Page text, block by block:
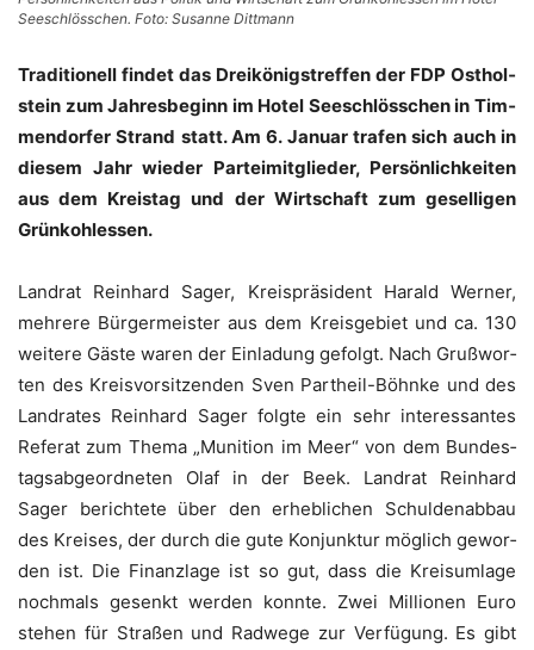
Seeschlösschen. Foto: Susanne Dittmann
Tra­di­tio­nell fin­det das Drei­kö­nigs­tref­fen der FDP Ost­hol­
stein zum Jah­res­be­ginn im Hotel See­schlöss­chen in Tim­
men­dor­fer Strand statt. Am 6. Janu­ar tra­fen sich auch in
die­sem Jahr wie­der Par­tei­mit­glie­der, Per­sön­lich­kei­ten
aus dem Kreis­tag und der Wirt­schaft zum gesel­li­gen
Grünkohlessen.
Land­rat Rein­hard Sager, Kreis­prä­si­dent Harald Wer­ner,
meh­re­re Bür­ger­meis­ter aus dem Kreis­ge­biet und ca. 130
wei­te­re Gäs­te waren der Ein­la­dung gefolgt. Nach Gruß­wor­
ten des Kreis­vor­sit­zen­den Sven Par­t­heil-Böhn­ke und des
Land­ra­tes Rein­hard Sager folg­te ein sehr inter­es­san­tes
Refe­rat zum The­ma „Muni­ti­on im Meer“ von dem Bun­des­
tags­ab­ge­ord­ne­ten Olaf in der Beek. Land­rat Rein­hard
Sager berich­te­te über den erheb­li­chen Schul­den­ab­bau
des Krei­ses, der durch die gute Kon­junk­tur mög­lich gewor­
den ist. Die Finanz­la­ge ist so gut, dass die Kreis­um­la­ge
noch­mals gesenkt wer­den konn­te. Zwei Mil­lio­nen Euro
ste­hen für Stra­ßen und Rad­we­ge zur Ver­fü­gung. Es gibt